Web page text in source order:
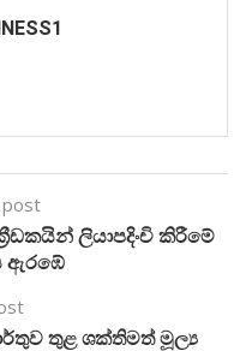
ලියාපදිංචි කිරීමේ
ඇරඹේ
තුළ ශක්තිමත් මූල්‍ය